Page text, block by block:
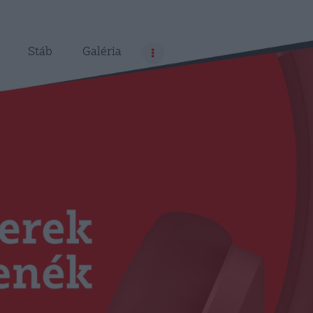
Stáb Galéria